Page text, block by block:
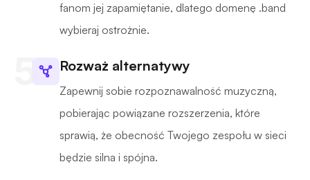
fanom jej zapamiętanie, dlatego domenę .band
wybieraj ostrożnie.
Rozważ alternatywy
Zapewnij sobie rozpoznawalność muzyczną,
pobierając powiązane rozszerzenia, które
sprawią, że obecność Twojego zespołu w sieci
będzie silna i spójna.